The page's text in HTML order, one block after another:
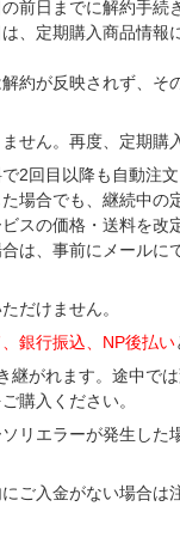
前日までに解約手続
、定期購入商品情報
約が反映されず、そ
せん。再度、定期購
2回目以降も自動注文
場合でも、継続中の
スの価格・送料を改
は、事前にメールに
だけません。
銀行振込、NP後払い
がれます。途中で
購入ください。
リエラーが発生した
ご入金がない場合は